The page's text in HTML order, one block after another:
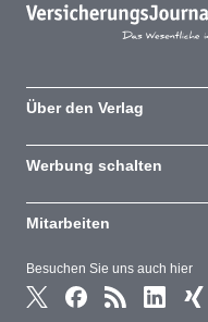
Besuchen Sie uns auch hier
Über den Verlag
Werbung schalten
Mitarbeiten